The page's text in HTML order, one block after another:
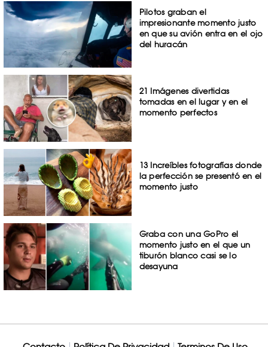
Pilotos graban el
impresionante momento justo
en que su avión entra en el ojo
del huracán
21 Imágenes divertidas
tomadas en el lugar y en el
momento perfectos
13 Increíbles fotografías donde
la perfección se presentó en el
momento justo
Graba con una GoPro el
momento justo en el que un
tiburón blanco casi se lo
desayuna